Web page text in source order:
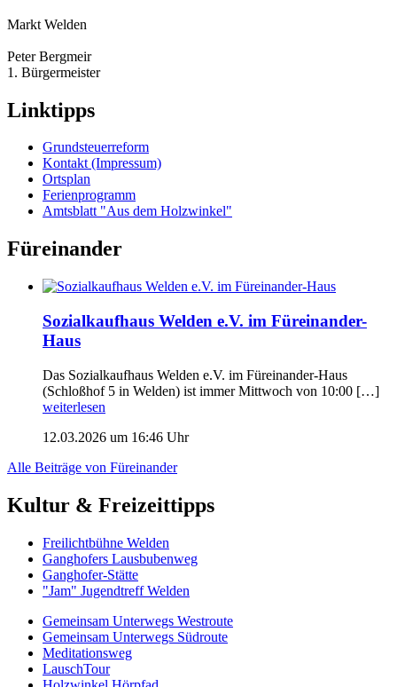
Markt Welden
Peter Bergmeir
1. Bürgermeister
Linktipps
Grundsteuerreform
Kontakt (Impressum)
Ortsplan
Ferienprogramm
Amtsblatt "Aus dem Holzwinkel"
Füreinander
Sozialkaufhaus Welden e.V. im Füreinander-
Haus
Das Sozialkaufhaus Welden e.V. im Füreinander-Haus
(Schloßhof 5 in Welden) ist immer Mittwoch von 10:00 […]
weiterlesen
12.03.2026 um 16:46 Uhr
Alle Beiträge von Füreinander
Kultur & Freizeittipps
Freilicht­bühne Welden
Ganghofers Lausbubenweg
Ganghofer-Stätte
"Jam" Jugendtreff Welden
Gemeinsam Unterwegs Westroute
Gemeinsam Unterwegs Südroute
Meditationsweg
LauschTour